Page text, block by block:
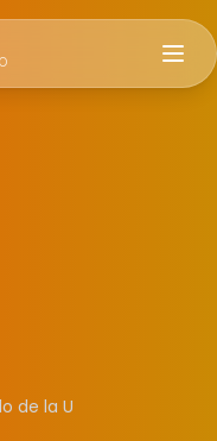
Abrir
de la U